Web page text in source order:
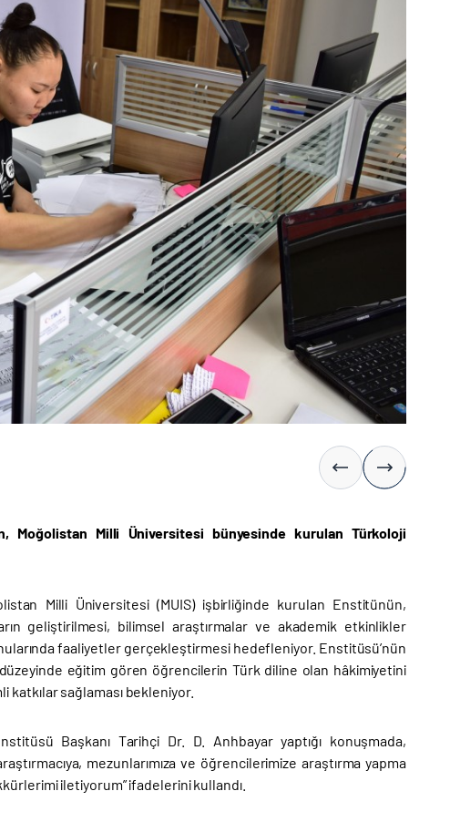
Moğolistan Milli Üniversitesi bünyesinde kurulan Türkoloji
Milli Üniversitesi (MUIS) işbirliğinde kurulan Enstitünün,
geliştirilmesi, bilimsel araştırmalar ve akademik etkinlikler
faaliyetler gerçekleştirmesi hedefleniyor. Enstitüsü’nün
eğitim gören öğrencilerin Türk diline olan hâkimiyetini
katkılar sağlaması bekleniyor.
Başkanı Tarihçi Dr. D. Anhbayar yaptığı konuşmada,
mezunlarımıza ve öğrencilerimize araştırma yapma
iletiyorum” ifadelerini kullandı.